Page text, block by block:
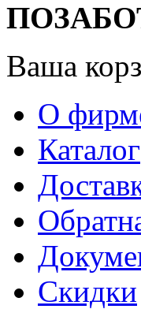
Ваша
О
Каталог
Скидки